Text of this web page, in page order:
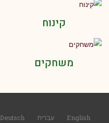
קינוח
משחקים
English עברית Deutsch